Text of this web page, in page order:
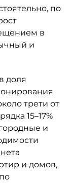
по
в
и
доля
трети от
15–17%
и
и домов,